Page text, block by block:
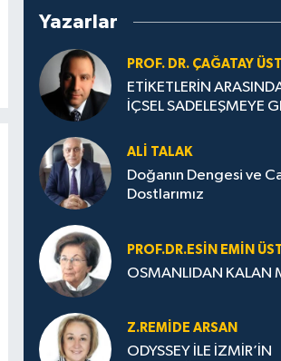
Yazarlar
PROF. DR. ÇAĞATAY
ETİKETLERİN
İÇSEL SADELEŞMEYE
ALI TALAK
Doğanın Dengesi ve
Dostlarımız
PROF.DR.ESIN EMIN
OSMANLIDAN KALAN
Z.REMIDE ARSAN
ODYSSEY İLE İZMİR’İN